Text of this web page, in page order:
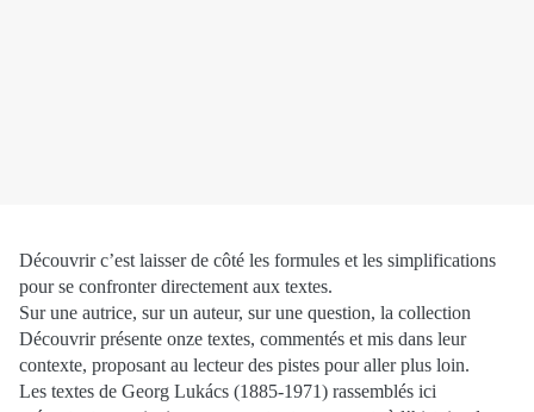
Découvrir c’est laisser de côté les formules et les simplifications
pour se confronter directement aux textes.
Sur une autrice, sur un auteur, sur une question, la collection
Découvrir présente onze textes, commentés et mis dans leur
contexte, proposant au lecteur des pistes pour aller plus loin.
Les textes de Georg Lukács (1885-1971) rassemblés ici